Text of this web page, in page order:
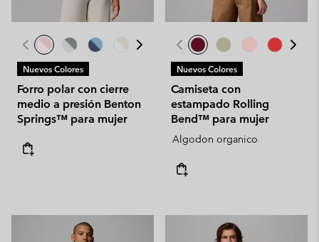
Nuevos Colores
Forro polar con cierre
medio a presión Benton
Springs™ para mujer
Nuevos Colores
Camiseta con
estampado Rolling
Bend™ para mujer
Algodon organico